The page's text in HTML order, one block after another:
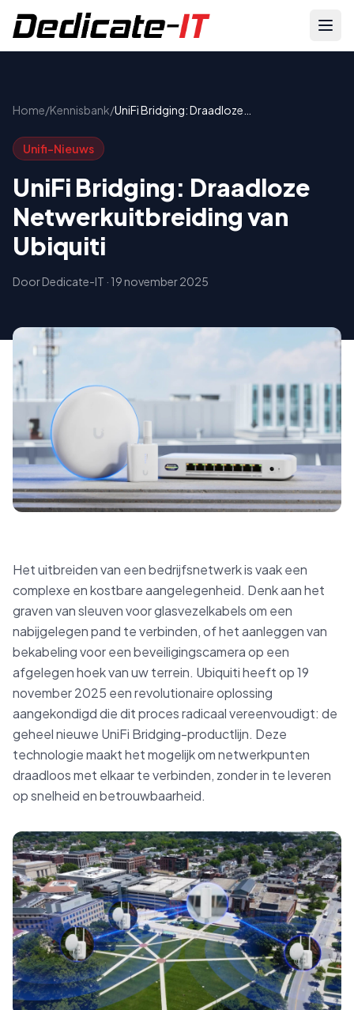
Home/Kennisbank/UniFi Bridging: Draadloze
Unifi-Nieuws
UniFi Bridging: Draadloze
Netwerkuitbreiding van
Ubiquiti
DoorDedicate-IT · 19 november 2025
Het uitbreiden van een bedrijfsnetwerk is vaak een
complexe en kostbare aangelegenheid. Denk aan het
graven van sleuven voor glasvezelkabels om een
nabijgelegen pand te verbinden, of het aanleggen van
bekabeling voor een beveiligingscamera op een
afgelegen hoek van uw terrein. Ubiquiti heeft op 19
november 2025 een revolutionaire oplossing
aangekondigd die dit proces radicaal vereenvoudigt: de
geheel nieuwe UniFi Bridging-productlijn. Deze
technologie maakt het mogelijk om netwerkpunten
draadloos met elkaar te verbinden, zonder in te leveren
op snelheid en betrouwbaarheid.